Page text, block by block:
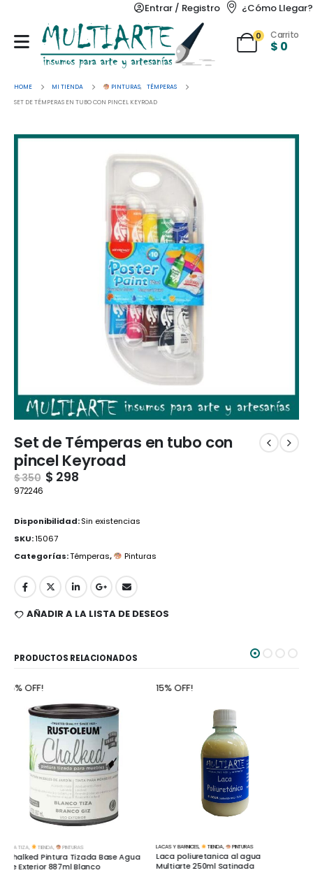
Entrar / Registro ¿Cómo Llegar?
0 Carrito
$ 0
HOME MI TIENDA PINTURAS, TÉMPERAS
SET DE TÉMPERAS EN TUBO CON PINCEL KEYROAD
Set de Témperas en tubo con
pincel Keyroad
$350 $ 298
972246
Disponibilidad:Sin existencias
SKU:15067
Categorías:Témperas, Pinturas
AÑADIR A LA LISTA DE DESEOS
PRODUCTOS RELACIONADOS
15% OFF!
LACAS Y BARNICES, TIENDA,
Laca poliuretanica al agua
Multiarte 250ml Satinada
15% OFF!
A LA TIZA, TIENDA, PINTURAS
Pintura A la tiza Multiarte Amarillo
Pastel 200ml